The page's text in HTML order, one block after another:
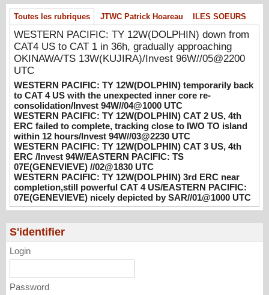
temporarily back to CAT 4 US with the
unexpected inner core re-
consolidation/Invest 94W//04@1000 UTC
08/04/2026 -PATRICK HOAREAU
WESTERN PACIFIC: TY 12W(DOLPHIN)
CAT 2 US, 4th ERC failed to complete,
tracking close to IWO TO island within 12
hours/Invest 94W//03@2230 UTC
08/04/2026 -PATRICK HOAREAU
WESTERN PACIFIC: TY 12W(DOLPHIN)
CAT 3 US, 4th ERC /Invest 94W/EASTERN
PACIFIC: TS 07E(GENEVIEVE) //02@1830
UTC
08/02/2026 -PATRICK HOAREAU
WESTERN PACIFIC: TY 12W(DOLPHIN)
4 US/EASTERN PACIFIC: 07E(GENEVIEVE)
nicely depicted by SAR//01@1000 UTC
08/01/2026
Toutes les rubriques JTWC Patrick Hoareau ILES SOEURS
WESTERN PACIFIC: TY 12W(DOLPHIN) down from
CAT4 US to CAT 1 in 36h, gradually approaching
OKINAWA/TS 13W(KUJIRA)/Invest 96W//05@2200
UTC
WESTERN PACIFIC: TY 12W(DOLPHIN) temporarily back
to CAT 4 US with the unexpected inner core re-
consolidation/Invest 94W//04@1000 UTC
WESTERN PACIFIC: TY 12W(DOLPHIN) CAT 2 US, 4th
ERC failed to complete, tracking close to IWO TO island
within 12 hours/Invest 94W//03@2230 UTC
WESTERN PACIFIC: TY 12W(DOLPHIN) CAT 3 US, 4th
ERC /Invest 94W/EASTERN PACIFIC: TS
07E(GENEVIEVE) //02@1830 UTC
WESTERN PACIFIC: TY 12W(DOLPHIN) 3rd ERC near
completion,still powerful CAT 4 US/EASTERN PACIFIC:
07E(GENEVIEVE) nicely depicted by SAR//01@1000 UTC
S'identifier
Login
Password